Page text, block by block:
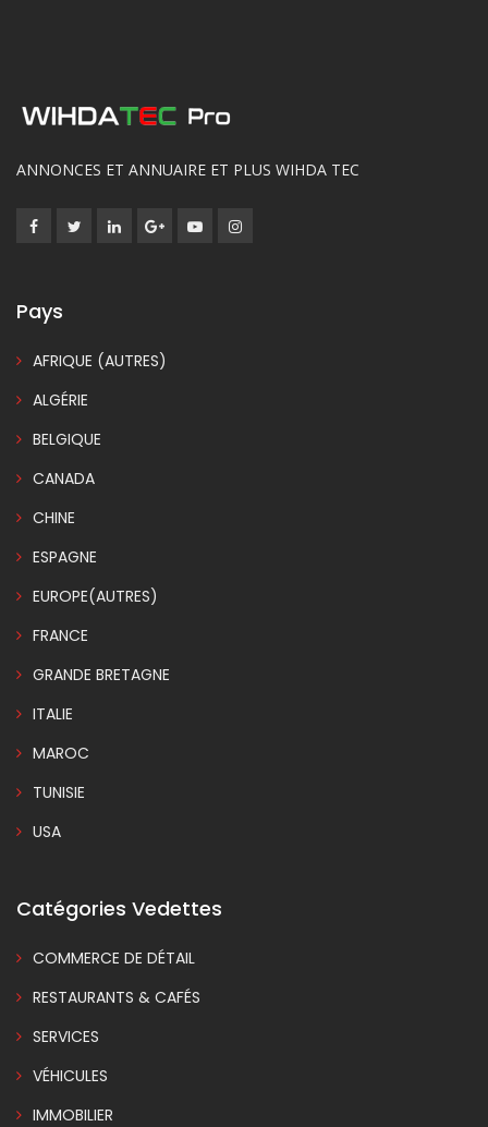
ANNONCES ET ANNUAIRE ET PLUS WIHDA TEC
Pays
AFRIQUE (AUTRES)
ALGÉRIE
BELGIQUE
CANADA
CHINE
ESPAGNE
EUROPE(AUTRES)
FRANCE
GRANDE BRETAGNE
ITALIE
MAROC
TUNISIE
USA
Catégories Vedettes
COMMERCE DE DÉTAIL
RESTAURANTS & CAFÉS
SERVICES
VÉHICULES
IMMOBILIER